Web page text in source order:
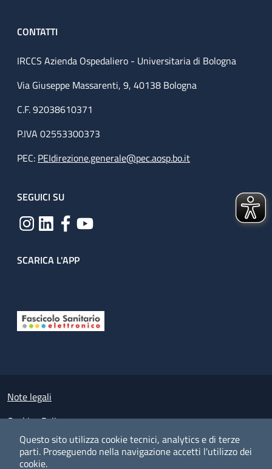
Questo sito utilizza cookie tecnici, analytics e di terze
parti. Proseguendo nella navigazione accetti l'utilizzo dei
cookie.
CONTATTI
IRCCS Azienda Ospedaliero - Universitaria di Bologna
Via Giuseppe Massarenti, 9, 40138 Bologna
C.F. 92038610371
P.IVA 02553300373
PEC: PEIdirezione.generale@pec.aosp.bo.it
SEGUICI SU
SCARICA L'APP
Small prints
Note legali
Cookies Policy
Policy privacy e protezione del dato personale